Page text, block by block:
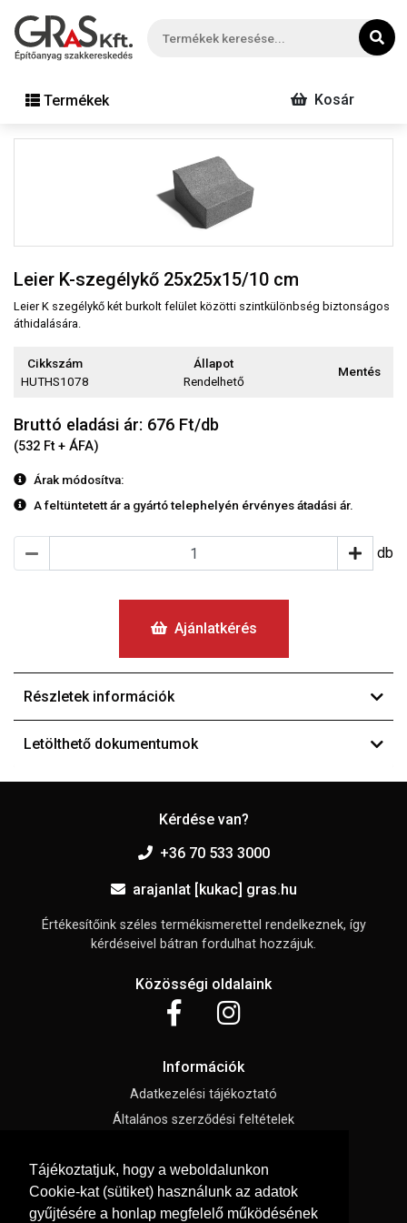
Tájékoztatjuk, hogy a weboldalunkon
Cookie-kat (sütiket) használunk az adatok
gyűjtésére a honlap megfelelő működésének
Termékek Kosár
Leier K-szegélykő 25x25x15/10 cm
Leier K szegélykő két burkolt felület közötti szintkülönbség biztonságos
áthidalására.
Cikkszám
HUTHS1078
Állapot
Rendelhető
Mentés
Bruttó eladási ár: 676 Ft/db
(532 Ft + ÁFA)
Árak módosítva:
A feltüntetett ár a gyártó telephelyén érvényes átadási ár.
db
Ajánlatkérés
Részletek információk
Letölthető dokumentumok
Kérdése van?
+36 70 533 3000
arajanlat [kukac] gras.hu
Értékesítőink széles termékismerettel rendelkeznek, így
kérdéseivel bátran fordulhat hozzájuk.
Közösségi oldalaink
Információk
Adatkezelési tájékoztató
Általános szerződési feltételek
Impresszum
Süti beállítások